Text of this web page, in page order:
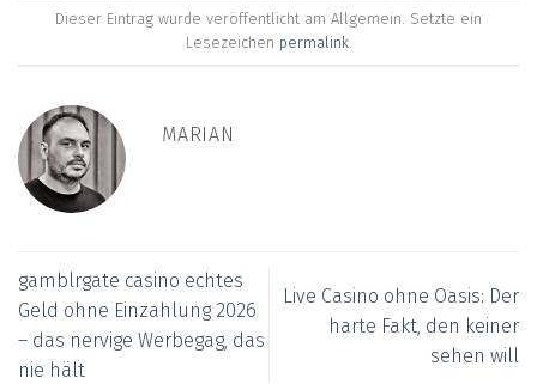
Dieser Eintrag wurde veröffentlicht am Allgemein. Setzte ein
Lesezeichen permalink.
MARIAN
gamblrgate casino echtes
Geld ohne Einzahlung 2026
– das nervige Werbegag, das
nie hält
Live Casino ohne Oasis: Der
harte Fakt, den keiner
sehen will